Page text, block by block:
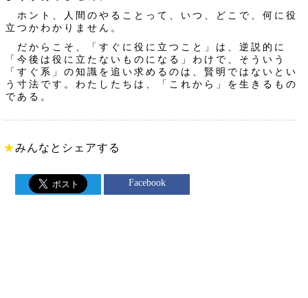
ホント、人間のやることって、いつ、どこで、何に役
立つかわかりません。
だからこそ、「すぐに役に立つこと」は、逆説的に
「今後は役に立たないものになる」わけで、そういう
「すぐ系」の知識を追い求めるのは、賢明ではないとい
う寸法です。わたしたちは、「これから」を生きるもの
である。
★みんなとシェアする
Facebook